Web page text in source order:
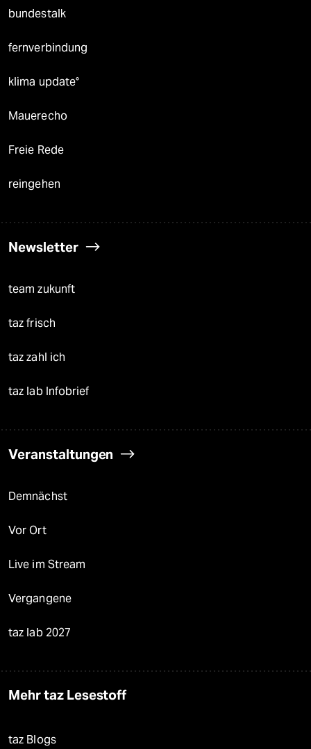
bundestalk
fernverbindung
klima update°
Mauerecho
Freie Rede
reingehen
Newsletter
team zukunft
taz frisch
taz zahl ich
taz lab Infobrief
Veranstaltungen
Demnächst
Vor Ort
Live im Stream
Vergangene
taz lab 2027
Mehr taz Lesestoff
taz Blogs